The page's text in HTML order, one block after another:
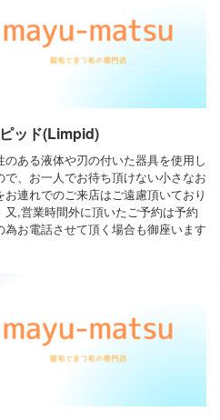
ッド(Limpid)
のある液体や刃の付いた器具を使用し
で、お一人でお待ち頂けない小さなお
お連れでのご来店はご遠慮頂いており
又,営業時間外に頂いたご予約は予約
為お電話させて頂く場合も御座います